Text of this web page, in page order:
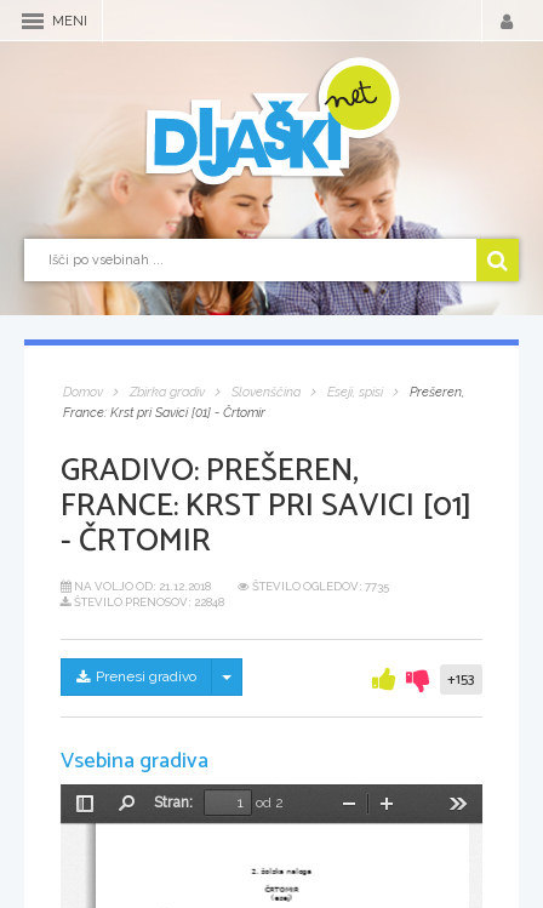
MENI
Domov Zbirka gradiv Slovenščina Eseji, spisi
Prešeren,
France: Krst pri Savici [01] - Črtomir
GRADIVO:PREŠEREN,
FRANCE: KRST PRI SAVICI [01]
- ČRTOMIR
NA VOLJO OD: 21.12.2018
ŠTEVILO OGLEDOV: 7735
ŠTEVILO PRENOSOV: 22848
Prenesi gradivo Skrij/prikaži meni +153
Vsebina gradiva
Preklopi
Stran:
od 2
Pomanjšaj
2. šolska naloga
ČRTOMIR
(esej)